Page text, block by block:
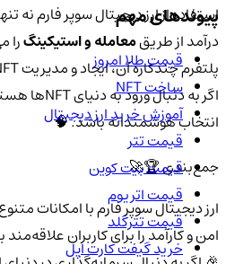
استفاده از ارز دیجیتال سوپر فارم نه
درآمد از طریقمعامله و استیکینگرا
انتخاب هوشمندانه باشد. 🧠
جمع‌بندی 🏆🚀
ارز دیجیتال سوپر فارم با امکانات
پیوندهای مهم
قیمت طلا امروز
ساخت NFT
آموزش خرید ارز دیجیتال
قیمت تتر
قیمت بیت کوین
قیمت اتریوم
قیمت تترگلد
خرید گیفت کارت اپل